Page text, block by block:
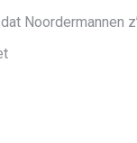
Noordermannen